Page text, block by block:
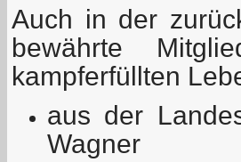
Auch in der
bewährte
kampferfüllten
aus der
Wagner